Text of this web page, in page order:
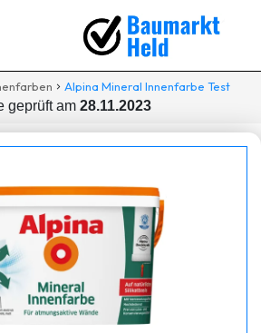
Alpina Mineral Innenfarbe Test
geprüft am 28.11.2023